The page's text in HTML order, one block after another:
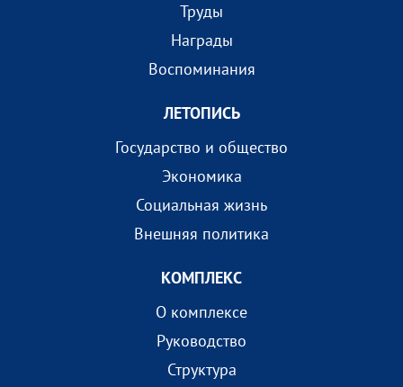
Труды
Награды
Воспоминания
ЛЕТОПИСЬ
Государство и общество
Экономика
Социальная жизнь
Внешняя политика
КОМПЛEКС
О комплексе
Руководство
Структура